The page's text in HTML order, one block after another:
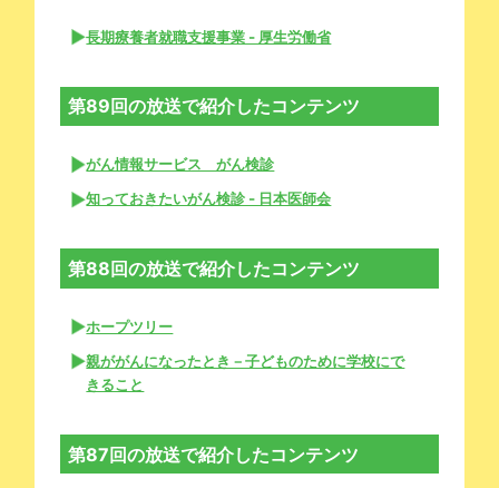
長期療養者就職支援事業 - 厚生労働省
第89回の放送で紹介したコンテンツ
がん情報サービス がん検診
知っておきたいがん検診 - 日本医師会
第88回の放送で紹介したコンテンツ
ホープツリー
親ががんになったとき－子どものために学校にで
きること
第87回の放送で紹介したコンテンツ